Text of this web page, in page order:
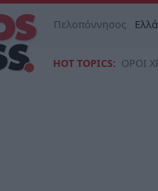
Πελοπόννησος
HOT TOPICS: ΟΡΟΙ